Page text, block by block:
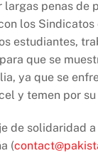
penas de
los Sindicatos
estudiantes,
que se
ya que se
y temen por su
de solidaridad
(